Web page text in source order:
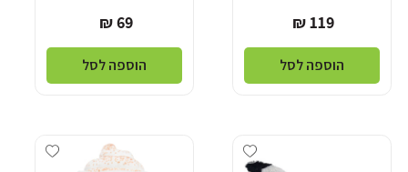
מחיר
רגיל
119 ₪
הוספה לסל
מחיר
רגיל
69 ₪
הוספה לסל
Add wishlist
wishlist